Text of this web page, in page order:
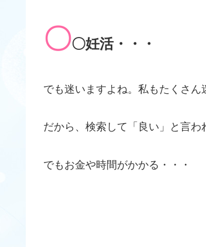
〇〇妊活・・・
でも迷いますよね。私もたくさん
だから、検索して「良い」と言わ
でもお金や時間がかかる・・・